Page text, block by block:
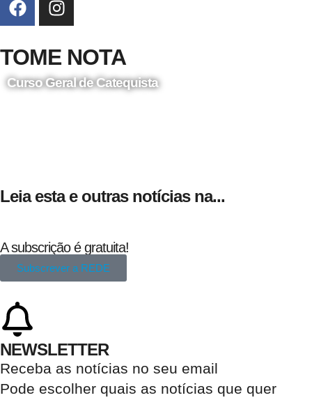
TOME NOTA
Curso Geral de Catequista
Leia esta e outras notícias na...
A subscrição é gratuita!
Subscrever a REDE
NEWSLETTER
Receba as notícias no seu email​
Pode escolher quais as notícias que quer